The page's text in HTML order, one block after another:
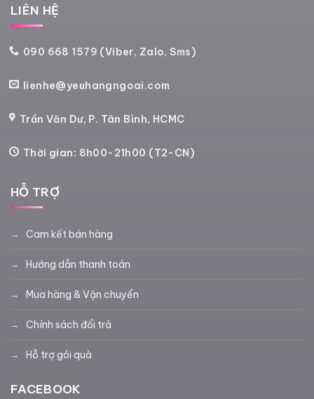
LIÊN HỆ
090 668 1579 (Viber, Zalo, Sms)
lienhe@yeuhangngoai.com
Trần Văn Dư, P. Tân Bình, HCMC
Thời gian: 8h00-21h00 (T2-CN)
HỖ TRỢ
Cam kết bán hàng
Hướng dẫn thanh toán
Mua hàng & Vận chuyển
Chính sách đổi trả
Hỗ trợ gói quà
FACEBOOK